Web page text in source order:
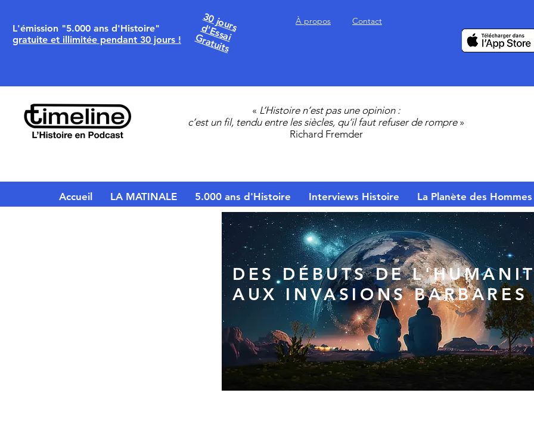
L'émission "5.000 ans d'Histoire"
gratuite et illimitée pendant 30 jours !
30 jours
d'Essai
Gratuits
À propos Contact
« L’Histoire n’est pas une opinion :
c’est un fil, tendu entre les siècles, qu’il faut refuser de rompre»
Richard Fremder
Accueil LA MATINALE 5.000 ans d'Histoire Interviews Histoire La Planète des Hommes
DES DÉBUTS DE
AUX INVASIONS BARBARES